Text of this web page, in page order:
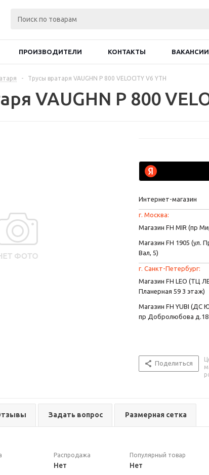
ПРОИЗВОДИТЕЛИ КОНТАКТЫ ВАКАНСИИ
- Трусы вратаря VAUGHN P 800 VELOCITY V6 YTH
VAUGHN P 800
Интернет-магазин
г. Москва:
Магазин FH MIR (пр
Магазин FH 1905 (ул.
Вал, 5)
г. Санкт-Петербург:
Магазин FH LEO (ТЦ
Планерная 59 3 этаж)
Магазин FH YUBI (ДС
пр Добролюбова
Поделиться
Задать вопрос Размерная сетка
Распродажа
Нет
Популярный товар
Нет